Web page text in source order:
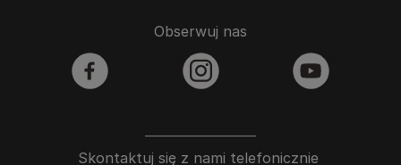
Skontaktuj się z nami telefonicznie
Obserwuj nas
facebook instagram youtube